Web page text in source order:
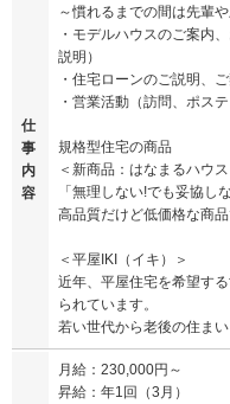
仕
事
内
容
～慣れるまでの間は先輩
・モデルハウスのご案内
説明）
・住宅ローンのご説明、
・営業活動（訪問、ポステ
規格型住宅の商品
＜新商品：はなまるハウス
「無理しない!でも妥協し
高品質だけど低価格な商
＜平屋IKI（イキ）＞
近年、平屋住宅を希望す
られています。
若い世代から老後の住ま
月給：230,000円～
昇給：年1回（3月）